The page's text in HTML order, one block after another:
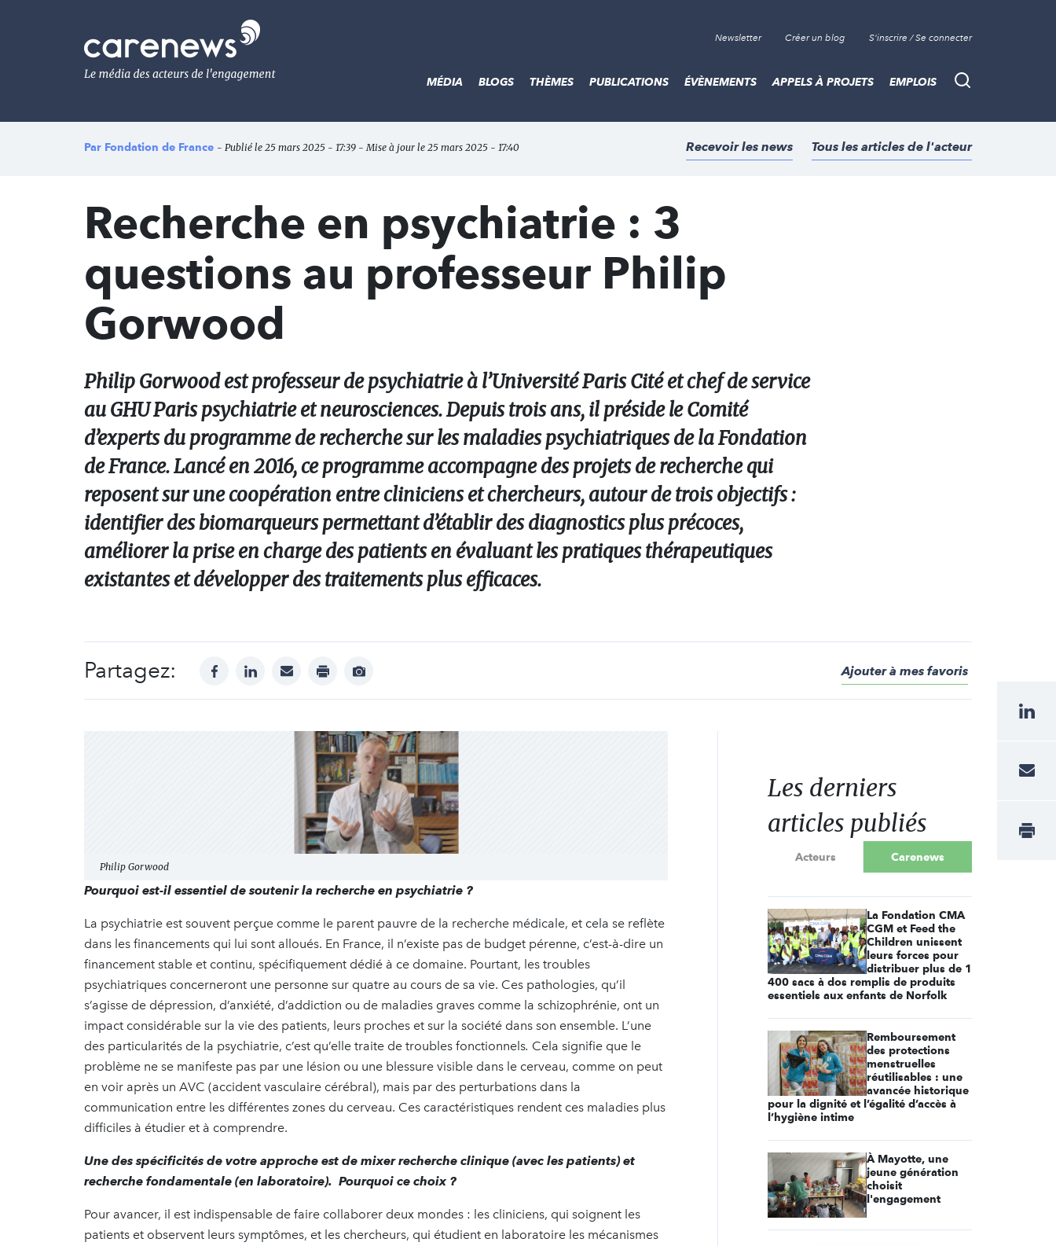
Le
média
de
l'engagement
Newsletter Créer un blog S'inscrire / Se connecter
Recherche
MÉDIA BLOGS THÈMES PUBLICATIONS ÉVÈNEMENTS APPELS À PROJETS EMPLOIS
Par Fondation de France - Publié le 25 mars 2025 - 17:39 - Mise à jour le 25 mars 2025 - 17:40 Recevoir les news Tous les articles de l'acteur
Recherche en psychiatrie : 3
questions au professeur Philip
Gorwood
Philip Gorwood est professeur de psychiatrie à l’Université Paris Cité et chef de service
au GHU Paris psychiatrie et neurosciences. Depuis trois ans, il préside le Comité
d’experts du programme de recherche sur les maladies psychiatriques de la Fondation
de France. Lancé en 2016, ce programme accompagne des projets de recherche qui
reposent sur une coopération entre cliniciens et chercheurs, autour de trois objectifs :
identifier des biomarqueurs permettant d’établir des diagnostics plus précoces,
améliorer la prise en charge des patients en évaluant les pratiques thérapeutiques
existantes et développer des traitements plus efficaces.
Partagez: facebooklinkedinmail print
Afficher
Ajouter à mes favoris
Philip Gorwood
Pourquoi est-il essentiel de soutenir la recherche en psychiatrie ?
La psychiatrie est souvent perçue comme le parent pauvre de la recherche médicale, et cela se reflète
dans les financements qui lui sont alloués. En France, il n’existe pas de budget pérenne, c’est-à-dire un
financement stable et continu, spécifiquement dédié à ce domaine. Pourtant, les troubles
psychiatriques concerneront une personne sur quatre au cours de sa vie. Ces pathologies, qu’il
s’agisse de dépression, d’anxiété, d’addiction ou de maladies graves comme la schizophrénie, ont un
impact considérable sur la vie des patients, leurs proches et sur la société dans son ensemble. L’une
des particularités de la psychiatrie, c’est qu’elle traite de troubles fonctionnels. Cela signifie que le
problème ne se manifeste pas par une lésion ou une blessure visible dans le cerveau, comme on peut
en voir après un AVC (accident vasculaire cérébral), mais par des perturbations dans la
communication entre les différentes zones du cerveau. Ces caractéristiques rendent ces maladies plus
difficiles à étudier et à comprendre.
Une des spécificités de votre approche est de mixer recherche clinique (avec les patients) et
recherche fondamentale (en laboratoire). Pourquoi ce choix ?
Pour avancer, il est indispensable de faire collaborer deux mondes : les cliniciens, qui soignent les
patients et observent leurs symptômes, et les chercheurs, qui étudient en laboratoire les mécanismes
Les derniers
articles publiés
Acteurs Carenews
La Fondation CMA
CGM et Feed the
Children unissent
leurs forces pour
distribuer plus de 1
400 sacs à dos remplis de produits
essentiels aux enfants de Norfolk
Remboursement
des protections
menstruelles
réutilisables : une
avancée historique
pour la dignité et l’égalité d’accès à
l’hygiène intime
À Mayotte, une
jeune génération
choisit
l'engagement